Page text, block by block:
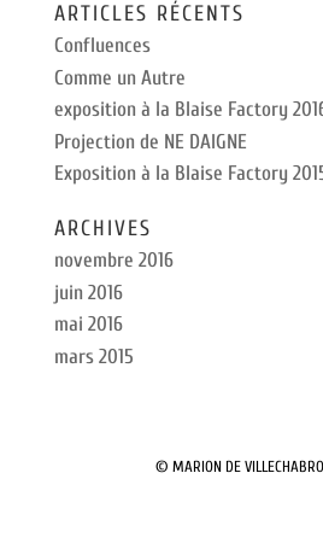
ARTICLES RÉCENTS
Confluences
Comme un Autre
exposition à la Blaise Factory
Projection de NE DAIGNE
Exposition à la Blaise Factory
ARCHIVES
novembre 2016
juin 2016
mai 2016
mars 2015
© MARION DE